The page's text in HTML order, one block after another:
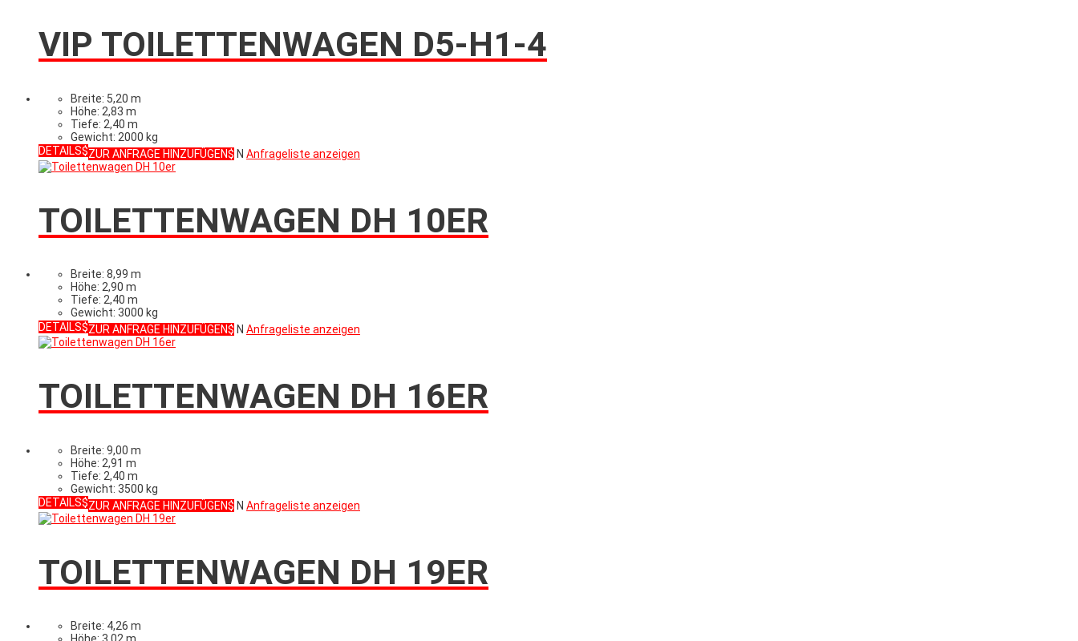
VIP TOILETTENWAGEN D5-H1-4
Breite: 5,20 m
Höhe: 2,83 m
Tiefe: 2,40 m
Gewicht: 2000 kg
DETAILS
ZUR ANFRAGE HINZUFÜGEN N Anfrageliste anzeigen
TOILETTENWAGEN DH 10ER
Breite: 8,99 m
Höhe: 2,90 m
Tiefe: 2,40 m
Gewicht: 3000 kg
DETAILS
ZUR ANFRAGE HINZUFÜGEN N Anfrageliste anzeigen
TOILETTENWAGEN DH 16ER
Breite: 9,00 m
Höhe: 2,91 m
Tiefe: 2,40 m
Gewicht: 3500 kg
DETAILS
ZUR ANFRAGE HINZUFÜGEN N Anfrageliste anzeigen
TOILETTENWAGEN DH 19ER
Breite: 4,26 m